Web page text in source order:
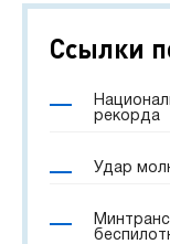
Ссылки
рекорда
Удар